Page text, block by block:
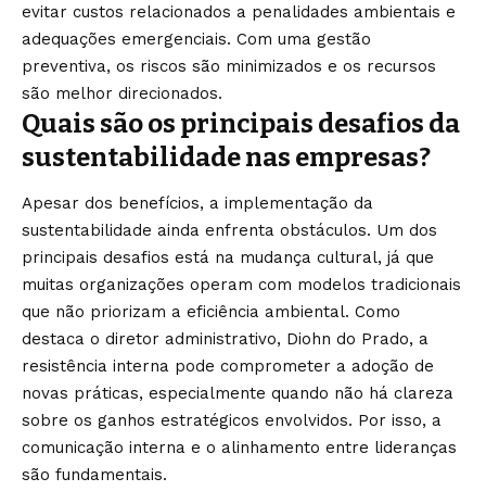
evitar custos relacionados a penalidades ambientais e
adequações emergenciais. Com uma gestão
preventiva, os riscos são minimizados e os recursos
são melhor direcionados.
Quais são os principais desafios da
sustentabilidade nas empresas?
Apesar dos benefícios, a implementação da
sustentabilidade ainda enfrenta obstáculos. Um dos
principais desafios está na mudança cultural, já que
muitas organizações operam com modelos tradicionais
que não priorizam a eficiência ambiental. Como
destaca o diretor administrativo, Diohn do Prado, a
resistência interna pode comprometer a adoção de
novas práticas, especialmente quando não há clareza
sobre os ganhos estratégicos envolvidos. Por isso, a
comunicação interna e o alinhamento entre lideranças
são fundamentais.